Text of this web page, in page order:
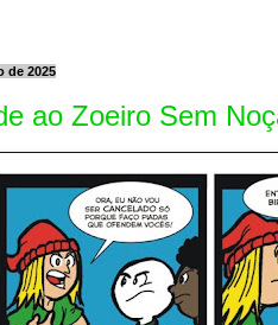
de 2025
ao Zoeiro Sem